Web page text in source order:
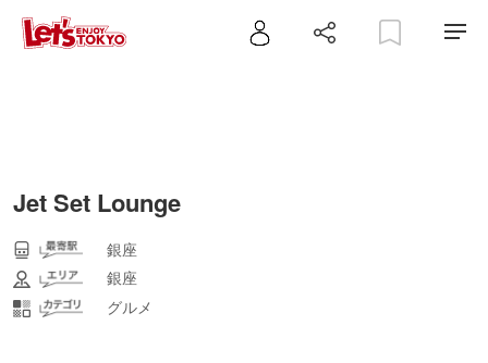
Jet Set Lounge
銀座
銀座
グルメ